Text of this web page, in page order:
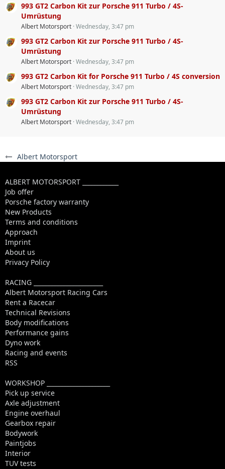
Albert Motorsport
993 GT2 Carbon Kit zur Porsche 911 Turbo / 4S-
Umrüstung
Albert Motorsport Wednesday, 3:47 pm
993 GT2 Carbon Kit zur Porsche 911 Turbo / 4S-
Umrüstung
Albert Motorsport Wednesday, 3:47 pm
993 GT2 Carbon Kit for Porsche 911 Turbo / 4S conversion
Albert Motorsport Wednesday, 3:47 pm
993 GT2 Carbon Kit zur Porsche 911 Turbo / 4S-
Umrüstung
Albert Motorsport Wednesday, 3:47 pm
ALBERT MOTORSPORT ____________
Job offer
Porsche factory warranty
New Products
Terms and conditions
Approach
Imprint
About us
Privacy Policy
RACING _______________________
Albert Motorsport Racing Cars
Rent a Racecar
Technical Revisions
Body modifications
Performance gains
Dyno work
Racing and events
RSS
WORKSHOP _____________________
Pick up service
Axle adjustment
Engine overhaul
Gearbox repair
Bodywork
Paintjobs
Interior
TUV tests